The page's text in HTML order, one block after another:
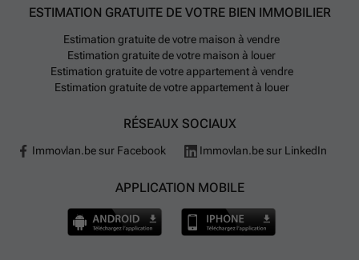
ESTIMATION GRATUITE DE VOTRE BIEN IMMOBILIER
Estimation gratuite de votre maison à vendre
Estimation gratuite de votre maison à louer
Estimation gratuite de votre appartement à vendre
Estimation gratuite de votre appartement à louer
RÉSEAUX SOCIAUX
Immovlan.be sur Facebook Immovlan.be sur LinkedIn
APPLICATION MOBILE